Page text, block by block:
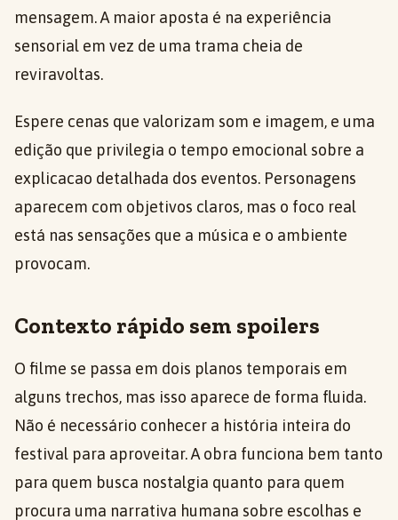
mensagem. A maior aposta é na experiência
sensorial em vez de uma trama cheia de
reviravoltas.
Espere cenas que valorizam som e imagem, e uma
edição que privilegia o tempo emocional sobre a
explicacao detalhada dos eventos. Personagens
aparecem com objetivos claros, mas o foco real
está nas sensações que a música e o ambiente
provocam.
Contexto rápido sem spoilers
O filme se passa em dois planos temporais em
alguns trechos, mas isso aparece de forma fluida.
Não é necessário conhecer a história inteira do
festival para aproveitar. A obra funciona bem tanto
para quem busca nostalgia quanto para quem
procura uma narrativa humana sobre escolhas e